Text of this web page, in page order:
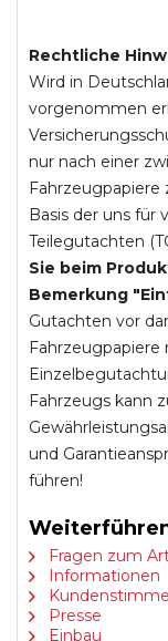
Rechtliche
Wird in
vorgenommen
nur nach einer
Fahrzeugpapiere
Basis der uns für
Teilegutachten
Sie beim
Bemerkung
Gutachten vor
Fahrzeugs kann
und
führen!
Fragen zum
Informationen
Presse
Einbau